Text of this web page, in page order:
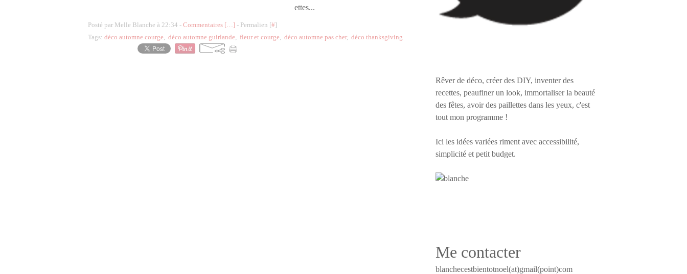
ettes...
Posté par Melle Blanche à 22:34 - Commentaires […] - Permalien [#]
Tags: déco automne courge, déco automne guirlande, fleur et courge, déco automne pas cher, déco thanksgiving
Rêver de déco, créer des DIY, inventer des
recettes, peaufiner un look, immortaliser la beauté
des fêtes, avoir des paillettes dans les yeux, c'est
tout mon programme !
Ici les idées variées riment avec accessibilité,
simplicité et petit budget.
Me contacter
blanchecestbientotnoel(at)gmail(point)com